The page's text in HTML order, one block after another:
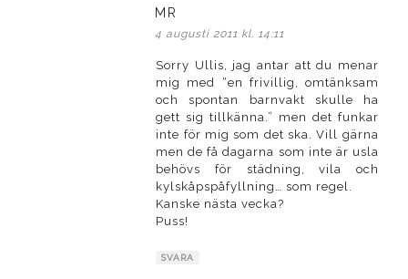
MR
4 augusti 2011 kl. 14:11
Sorry Ullis, jag antar att du menar
mig med “en frivillig, omtänksam
och spontan barnvakt skulle ha
gett sig tillkänna.” men det funkar
inte för mig som det ska. Vill gärna
men de få dagarna som inte är usla
behövs för städning, vila och
kylskåpspåfyllning… som regel.
Kanske nästa vecka?
Puss!
SVARA